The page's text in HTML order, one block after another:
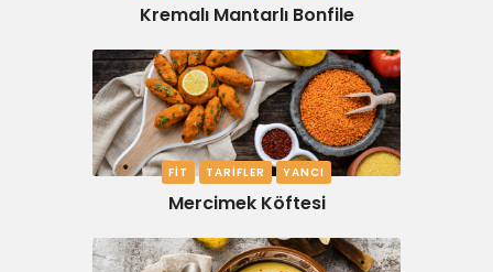
Kremalı Mantarlı Bonfile
FIT TARIFLER YANCI
Mercimek Köftesi